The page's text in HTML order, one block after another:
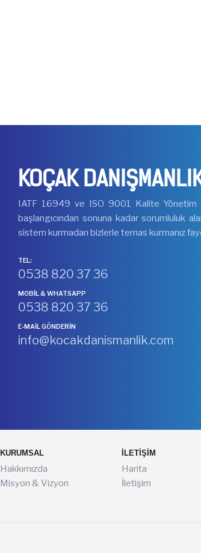
KOÇAK
IATF 16949 ve ISO 9001 Kalite Yönetim
başlangıcından sonuna kadar sorumluluk
sistem kurmadan bizlerle temas kurmanız
TEL:
0538 820 37 36
MOBİL & WHATSAPP
0538 820 37 36
E-MAIL GÖNDERIN
info@kocakdanismanlik.com
KURUMSAL
Hakkımızda
Misyon & Vizyon
İLETIŞIM
Harita
İletişim